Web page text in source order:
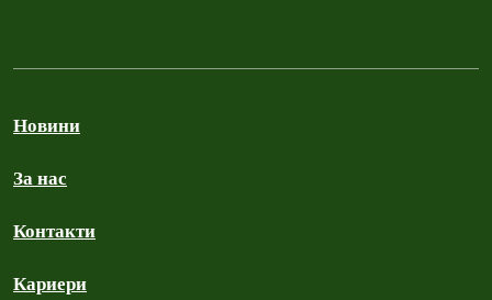
Новини
За нас
Контакти
Кариери